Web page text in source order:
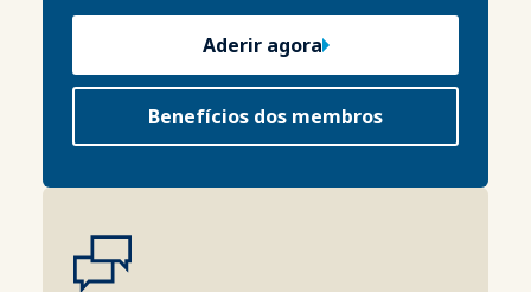
Aderir agora
Benefícios dos membros